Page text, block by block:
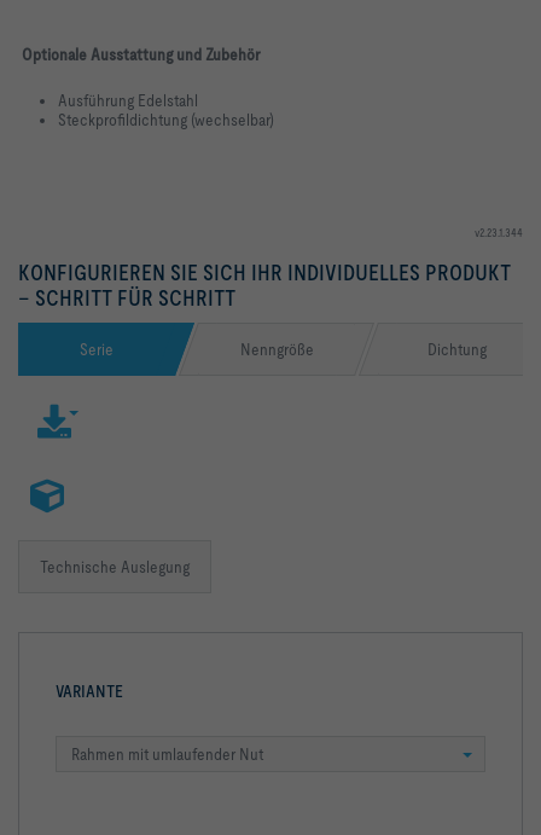
Optionale Ausstattung und Zubehör
Ausführung Edelstahl
Steckprofildichtung (wechselbar)
v2.23.1.344
KONFIGURIEREN SIE SICH IHR INDIVIDUELLES PRODUKT
– SCHRITT FÜR SCHRITT
Serie Nenngröße Dichtung
Technische Auslegung
VARIANTE
Rahmen mit umlaufender Nut